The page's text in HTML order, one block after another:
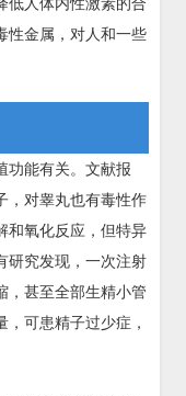
性金属，对人和一些
功能有关。文献报
，对睾丸也有毒性作
和氧化反应，但特异
研究发现，一次注射
，甚至全部生精小管
可患精子过少症，